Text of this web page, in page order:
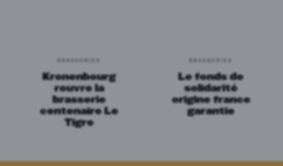
Kronenbourg
rouvre la
brasserie
centenaire Le
Tigre
Le fonds de
solidarité
origine france
garantie